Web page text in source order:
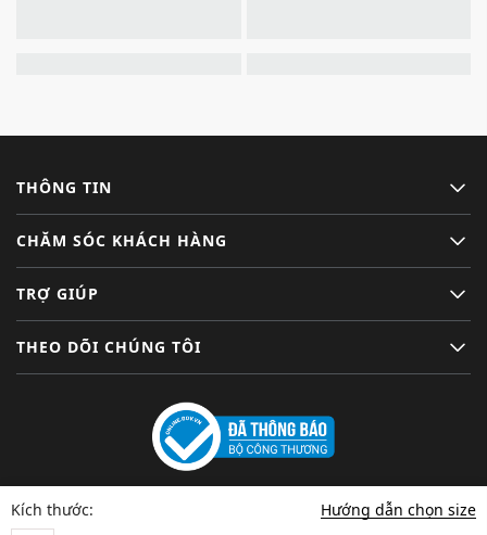
Kích thước: Hướng dẫn chọn size
THÔNG TIN
CHĂM SÓC KHÁCH HÀNG
TRỢ GIÚP
THEO DÕI CHÚNG TÔI